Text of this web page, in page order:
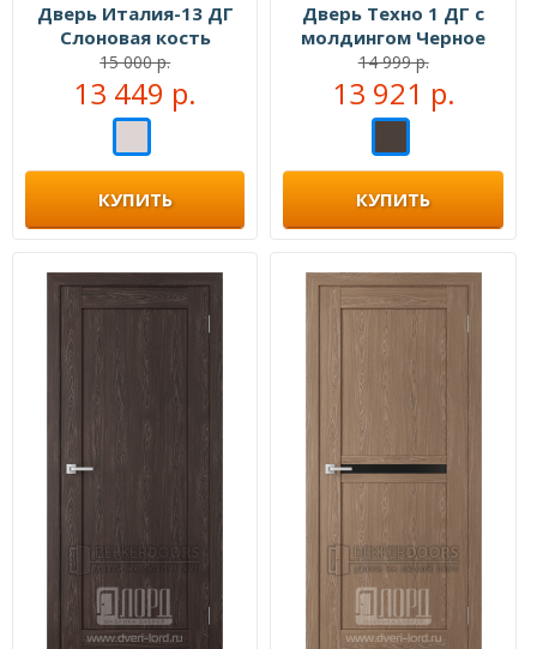
Дверь Италия-13 ДГ
Слоновая кость
15 000 р.
13 449 р.
КУПИТЬ
Дверь Техно 1 ДГ с
молдингом Черное
дерево
14 999 р.
13 921 р.
КУПИТЬ